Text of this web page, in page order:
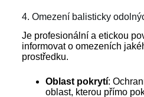
4. Omezení balisticky
Je profesionální a etickou
informovat o omezeních
prostředku.
Oblast pokrytí:
oblast, kterou přímo